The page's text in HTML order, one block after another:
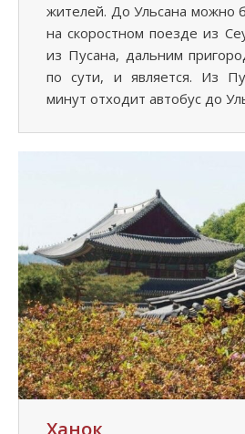
жителей. До Ульсана можно
на скоростном поезде из
из Пусана, дальним
по сути, и является. Из
минут отходит автобус до
Ханок